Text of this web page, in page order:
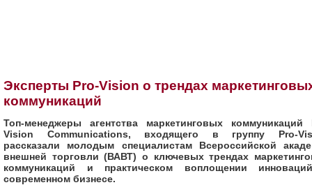
Эксперты Pro-Vision о трендах
коммуникаций
Топ-менеджеры агентства маркетинговых коммуникаций
Vision Communications, входящего в группу Pro-
рассказали молодым специалистам Всероссийской
внешней торговли (ВАВТ) о ключевых трендах
коммуникаций и практическом воплощении
современном бизнесе.